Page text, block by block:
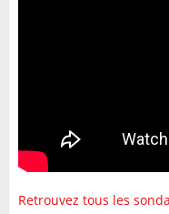
Retrouvez tous les